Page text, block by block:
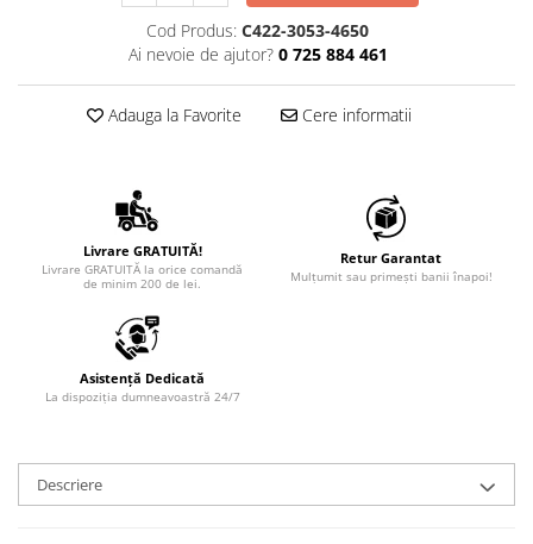
Cod Produs: C422-3053-4650
Ai nevoie de ajutor? 0 725 884 461
Adauga la Favorite Cere informatii
Livrare GRATUITĂ!
Livrare GRATUITĂ la orice comandă
de minim 200 de lei.
Retur Garantat
Mulțumit sau primești banii înapoi!
Asistență Dedicată
La dispoziția dumneavoastră 24/7
Descriere